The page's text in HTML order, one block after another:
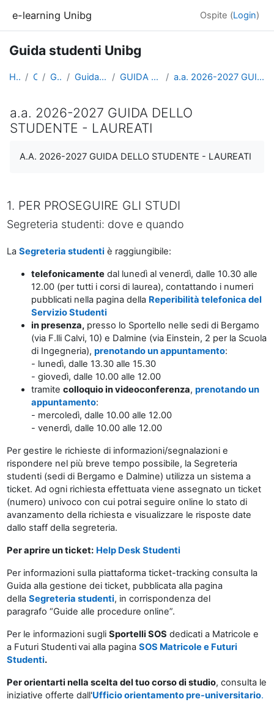
e-learning Unibg Ospite (Login)
Guida studenti Unibg
Home Corsi Generale Guida studenti Unibg GUIDA DELLO STUDENTE a.a. 2026-2027 GUIDA DELLO STUDENTE - LAUREATI
a.a. 2026-2027 GUIDA DELLO
STUDENTE - LAUREATI
A.A. 2026-2027 GUIDA DELLO STUDENTE - LAUREATI
1. PER PROSEGUIRE GLI STUDI
Segreteria studenti: dove e quando
La Segreteria studenti è raggiungibile:
telefonicamente dal lunedì al venerdì, dalle 10.30 alle
12.00 (per tutti i corsi di laurea), contattando i numeri
pubblicati nella pagina della Reperibilità telefonica del
Servizio Studenti
in presenza, presso lo Sportello nelle sedi di Bergamo
(via F.lli Calvi, 10) e Dalmine (via Einstein, 2 per la Scuola
di Ingegneria), prenotando un appuntamento:
- lunedì, dalle 13.30 alle 15.30
- giovedì, dalle 10.00 alle 12.00
tramite colloquio in videoconferenza, prenotando un
appuntamento:
- mercoledì, dalle 10.00 alle 12.00
- venerdì, dalle 10.00 alle 12.00
Per gestire le richieste di informazioni/segnalazioni e
rispondere nel più breve tempo possibile, la Segreteria
studenti (sedi di Bergamo e Dalmine) utilizza un sistema a
ticket. Ad ogni richiesta effettuata viene assegnato un ticket
(numero) univoco con cui potrai seguire online lo stato di
avanzamento della richiesta e visualizzare le risposte date
dallo staff della segreteria.
Per aprire un ticket: Help Desk Studenti
Per informazioni sulla piattaforma ticket-tracking consulta la
Guida alla gestione dei ticket, pubblicata alla pagina
della Segreteria studenti, in corrispondenza del
paragrafo “Guide alle procedure online”.
Per le informazioni sugli Sportelli SOS dedicati a Matricole e
a Futuri Studentivai alla pagina SOS Matricole e Futuri
Studenti.
Per orientarti nella scelta del tuo corso di studio, consulta le
iniziative offerte dall'Ufficio orientamento pre-universitario.